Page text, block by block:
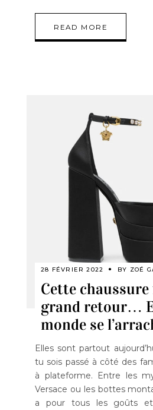
READ MORE
28 FÉVRIER 2022 BY ZOÉ
Cette
grand retour…
monde se
Elles sont partout
tu sois passé à côté des
à plateforme. Entre les
Versace ou les bottes
a pour tous les goûts